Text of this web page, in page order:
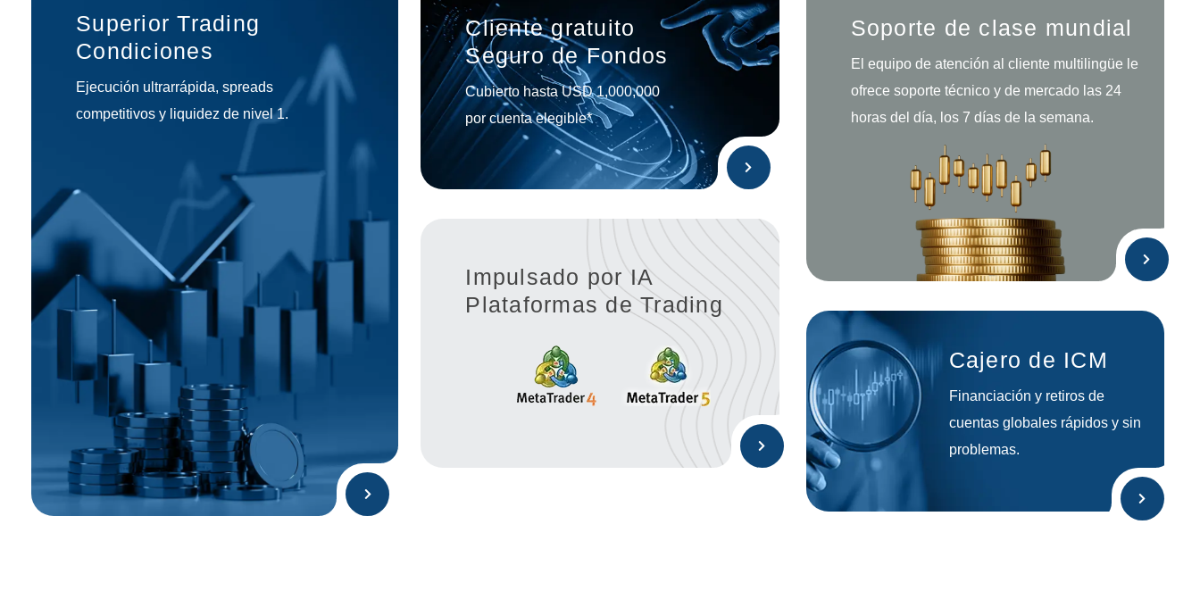
Superior Trading
Condiciones
Ejecución ultrarrápida, spreads
competitivos y liquidez de nivel 1.
Cliente gratuito
Seguro de Fondos
Cubierto hasta USD 1,000,000
por cuenta elegible*
Impulsado por IA
Plataformas de Trading
Soporte de clase mundial
El equipo de atención al cliente multilingüe le
ofrece soporte técnico y de mercado las 24
horas del día, los 7 días de la semana.
Cajero de ICM
Financiación y retiros de
cuentas globales rápidos y sin
problemas.